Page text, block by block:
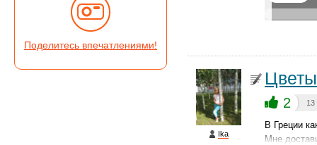
Поделитесь впечатлениями!
Ika
Цветы
2 13
В Греции
Мне